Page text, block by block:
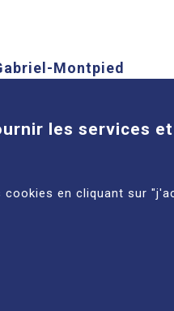
MontpiedCookies
les services
en cliquant sur